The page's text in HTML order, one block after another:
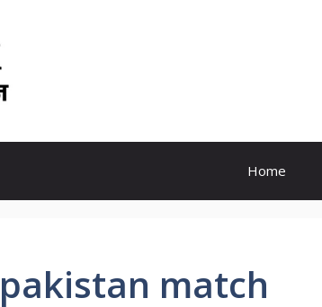
Home
match